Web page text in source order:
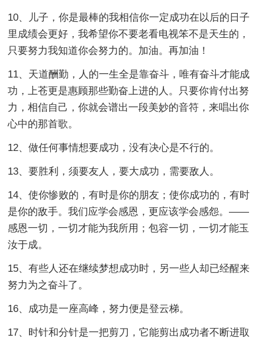
10、儿子，你是最棒的我相信你一定成功在以后的日子
里成绩会更好，我希望你不要老看电视笨不是天生的，
只要努力我知道你会努力的。加油。再加油！
11、天道酬勤，人的一生全是靠奋斗，唯有奋斗才能成
功，上苍更是惠顾那些勤奋上进的人。只要你肯付出努
力，相信自己，你就会谱出一段美妙的音符，来唱出你
心中的那首歌。
12、做任何事情想要成功，没有决心是不行的。
13、要胜利，须要友人，要大成功，需要敌人。
14、使你惨败的，有时是你的朋友；使你成功的，有时
是你的敌手。我们应学会感恩，更应该学会感怨。——
感恩一切，一切才能为我所用；包容一切，一切才能玉
汝于成。
15、有些人还在继续梦想成功时，另一些人却已经醒来
努力为之奋斗了。
16、成功是一座高峰，努力便是登云梯。
17、时针和分针是一把剪刀，它能剪出成功者不断进取